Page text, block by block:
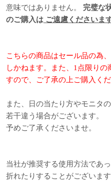
意味ではありません。 完璧な
のご購入は ご遠慮くださいま
こちらの商品はセール品の為
しかねます。また、1点限り
すので、ご了承の上ご購入く
また、日の当たり方やモニタ
若干違う場合がございます。
予めご了承くださいませ。
当社が推奨する使用方法であ
折れたりすることがございま